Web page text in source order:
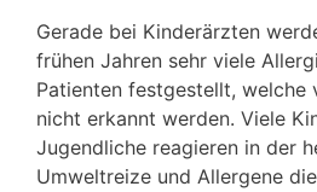
Gerade bei Kinderärzten
frühen Jahren sehr viele
Patienten festgestellt, welche
nicht erkannt werden. Viele
Jugendliche reagieren in der
Umweltreize und Allergene